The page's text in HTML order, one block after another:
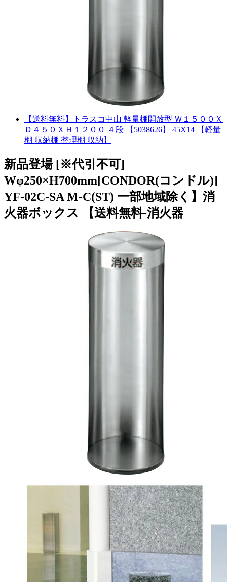
【送料無料】トラスコ中山 軽量棚開放型 Ｗ１５００Ｘ
Ｄ４５０ＸＨ１２００ ４段 【5038626】 45X14 【軽量
棚 収納棚 整理棚 収納】
新品登場 [※代引不可]
Wφ250×H700mm[CONDOR(コンドル)]
YF-02C-SA M-C(ST) 一部地域除く】消
火器ボックス 【送料無料-消火器